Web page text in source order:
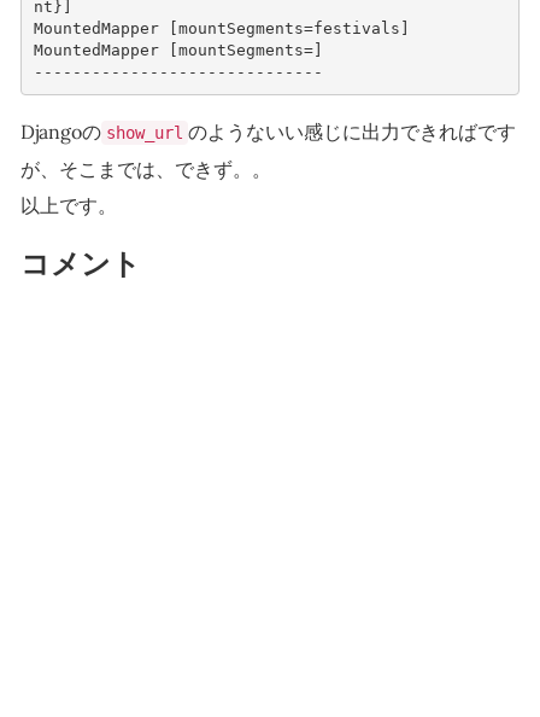
nt}]
MountedMapper [mountSegments=festivals]
MountedMapper [mountSegments=]
------------------------------
Djangoの show_url のようないい感じに出力できればです
が、そこまでは、できず。。
以上です。
コメント